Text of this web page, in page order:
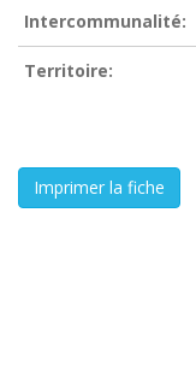
Intercommunalité:
Territoire: